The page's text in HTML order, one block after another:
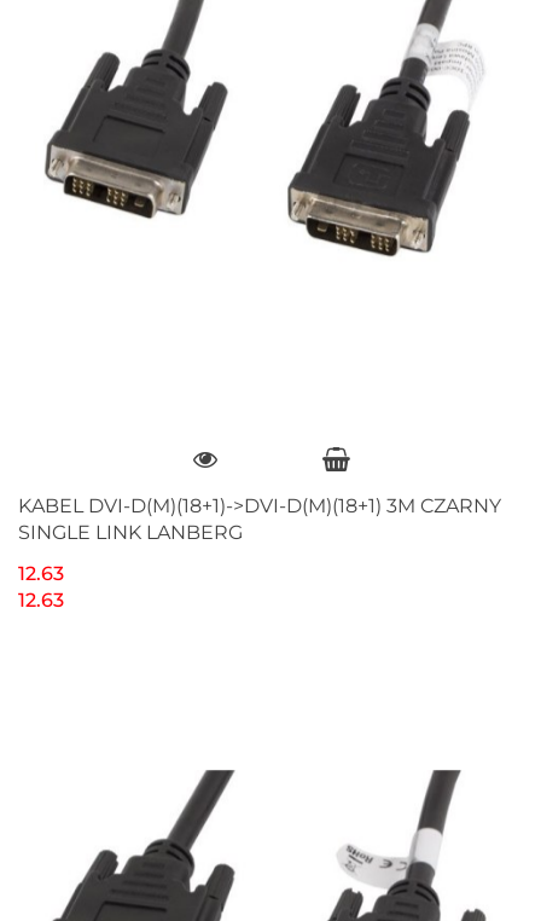
KABEL DVI-D(M)(18+1)->DVI-D(M)(18+1) 3M CZARNY
SINGLE LINK LANBERG
12.63
12.63